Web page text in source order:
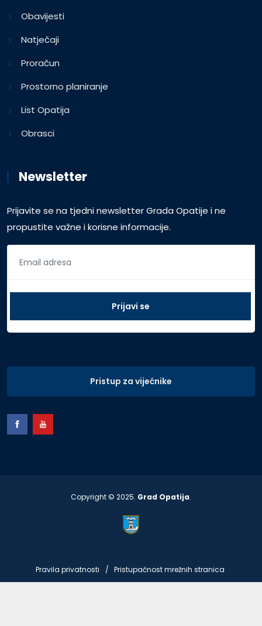
Obavijesti
Natječaji
Proračun
Prostorno planiranje
List Opatija
Obrasci
Newsletter
Prijavite se na tjedni newsletter Grada Opatije i ne
propustite važne i korisne informacije.
Pristup za vijećnike
Copyright © 2025. Grad Opatija.
Pravila privatnosti Pristupačnost mrežnih stranica